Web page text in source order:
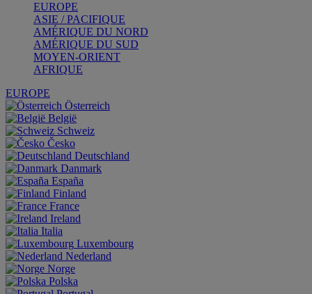
EUROPE
ASIE / PACIFIQUE
AMÉRIQUE DU NORD
AMÉRIQUE DU SUD
MOYEN-ORIENT
AFRIQUE
EUROPE
Österreich
België
Schweiz
Česko
Deutschland
Danmark
España
Finland
France
Ireland
Italia
Luxembourg
Nederland
Norge
Polska